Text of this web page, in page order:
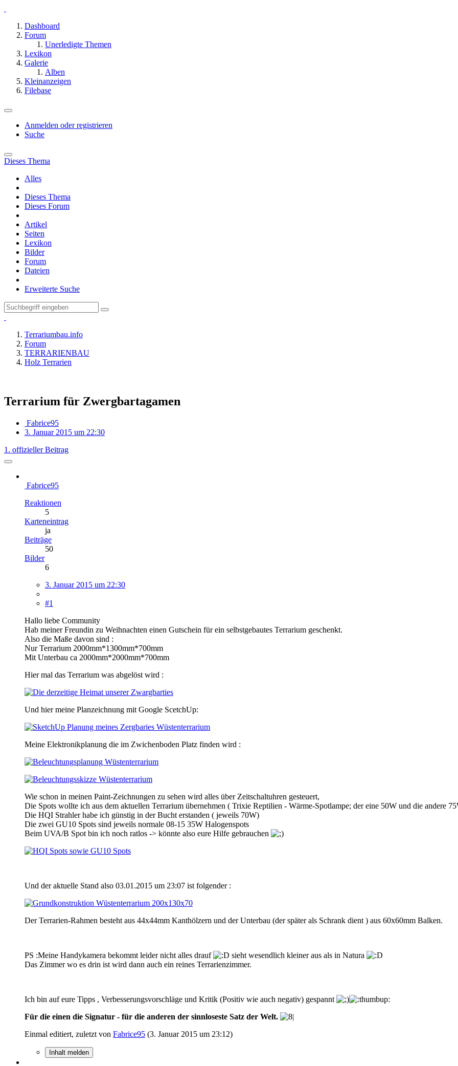
Dashboard
Forum
Unerledigte Themen
Lexikon
Galerie
Alben
Kleinanzeigen
Filebase
Anmelden oder registrieren
Suche
Dieses Thema
Alles
Dieses Thema
Dieses Forum
Artikel
Seiten
Lexikon
Bilder
Forum
Dateien
Erweiterte Suche
Terrariumbau.info
Forum
TERRARIENBAU
Holz Terrarien
Terrarium für Zwergbartagamen
Fabrice95
3. Januar 2015 um 22:30
1. offizieller Beitrag
Fabrice95
Reaktionen
5
Karteneintrag
ja
Beiträge
50
Bilder
6
3. Januar 2015 um 22:30
#1
Hallo liebe Community
Hab meiner Freundin zu Weihnachten einen Gutschein für ein selbstgebautes Terrarium geschenkt.
Also die Maße davon sind :
Nur Terrarium 2000mm*1300mm*700mm
Mit Unterbau ca 2000mm*2000mm*700mm
Hier mal das Terrarium was abgelöst wird :
Und hier meine Planzeichnung mit Google ScetchUp:
Meine Elektronikplanung die im Zwichenboden Platz finden wird :
Wie schon in meinen Paint-Zeichnungen zu sehen wird alles über Zeitschaltuhren gesteuert,
Die Spots wollte ich aus dem aktuellen Terrarium übernehmen ( Trixie Reptilien - Wärme-Spotlampe; der eine 50W und die andere
Die HQI Strahler habe ich günstig in der Bucht erstanden ( jeweils 70W)
Die zwei GU10 Spots sind jeweils normale 08-15 35W Halogenspots
Beim UVA/B Spot bin ich noch ratlos -> könnte also eure Hilfe gebrauchen
Und der aktuelle Stand also 03.01.2015 um 23:07 ist folgender :
Der Terrarien-Rahmen besteht aus 44x44mm Kanthölzern und der Unterbau (der später als Schrank dient ) aus 60x60mm Balken.
PS :Meine Handykamera bekommt leider nicht alles drauf
sieht wesendlich kleiner aus als in Natura
Das Zimmer wo es drin ist wird dann auch ein reines Terrarienzimmer.
Ich bin auf eure Tipps , Verbesserungsvorschläge und Kritik (Positiv wie auch negativ) gespannt
Für die einen die Signatur - für die anderen der sinnloseste Satz der Welt.
Einmal editiert, zuletzt von Fabrice95 (3. Januar 2015 um 23:12)
Inhalt melden